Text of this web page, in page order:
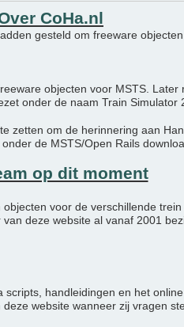
CoHa.nl
gesteld om freeware
objecten voor MSTS.
onder de naam Train Simulator
zetten om de herinnering aan
de MSTS/Open Rails
op dit moment
voor de verschillende
deze website al vanaf 2001
handleidingen en het
website wanneer zij vragen